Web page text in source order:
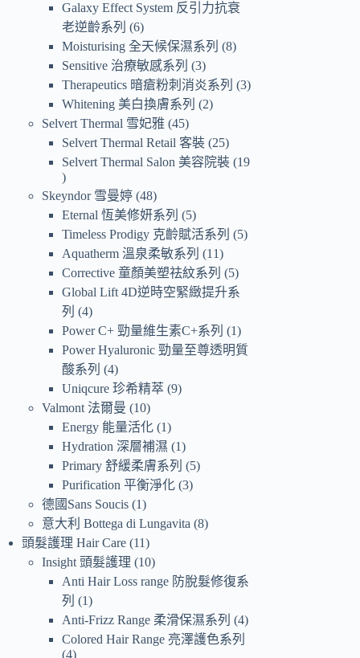
Galaxy Effect System 反引力抗衰
老逆齡系列
6
Moisturising 全天候保濕系列
8
Sensitive 治療敏感系列
3
Therapeutics 暗瘡粉刺消炎系列
3
Whitening 美白換膚系列
2
Selvert Thermal 雪妃雅 45
Selvert Thermal Retail 客裝 25
Selvert Thermal Salon 美容院裝 19
Skeyndor 雪曼婷 48
Eternal 恆美修妍系列
5
Timeless Prodigy 克齡賦活系列
5
Aquatherm 溫泉柔敏系列
11
Corrective 童顏美塑祛紋系列
5
Global Lift 4D逆時空緊緻提升系
列
4
Power C+ 勁量維生素C+系列
1
Power Hyaluronic 勁量至尊透明質
酸系列
4
Uniqcure 珍希精萃 9
Valmont 法爾曼
10
Energy 能量活化 1
Hydration 深層補濕
1
Primary 舒緩柔膚系列
5
Purification 平衡淨化 3
德國Sans Soucis 1
意大利 Bottega di Lungavita 8
頭髮護理 Hair Care 11
Insight 頭髮護理
10
Anti Hair Loss range 防脫髮修復系
列
1
Anti-Frizz Range 柔滑保濕系列
4
Colored Hair Range 亮澤護色系列
4